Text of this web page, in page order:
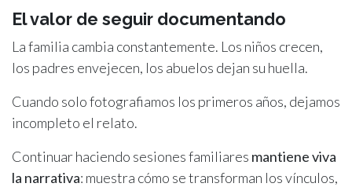
El valor de seguir documentando
La familia cambia constantemente. Los niños crecen,
los padres envejecen, los abuelos dejan su huella.
Cuando solo fotografiamos los primeros años, dejamos
incompleto el relato.
Continuar haciendo sesiones familiares mantiene viva
la narrativa: muestra cómo se transforman los vínculos,